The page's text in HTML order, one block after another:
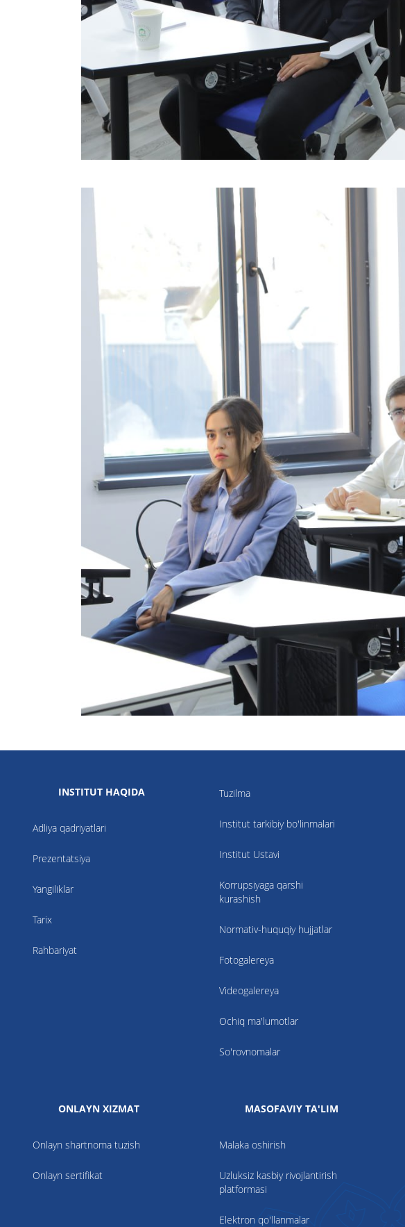
INSTITUT HAQIDA
Adliya qadriyatlari
Prezentatsiya
Yangiliklar
Tarix
Rahbariyat
Tuzilma
Institut tarkibiy bo'linmalari
Institut Ustavi
Korrupsiyaga qarshi
kurashish
Normativ-huquqiy hujjatlar
Fotogalereya
Videogalereya
Ochiq ma'lumotlar
So'rovnomalar
ONLAYN XIZMAT
Onlayn shartnoma tuzish
Onlayn sertifikat
MASOFAVIY TA'LIM
Malaka oshirish
Uzluksiz kasbiy rivojlantirish
platformasi
Elektron qo'llanmalar